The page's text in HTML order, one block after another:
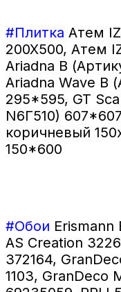
#Плитка Атем
200X500, Атем
Ariadna B
Ariadna Wave B
295*595, GT
N6Г510)
коричневый
150*600
#Обои Erismann
AS Creation
372164,
1103, GranDeco